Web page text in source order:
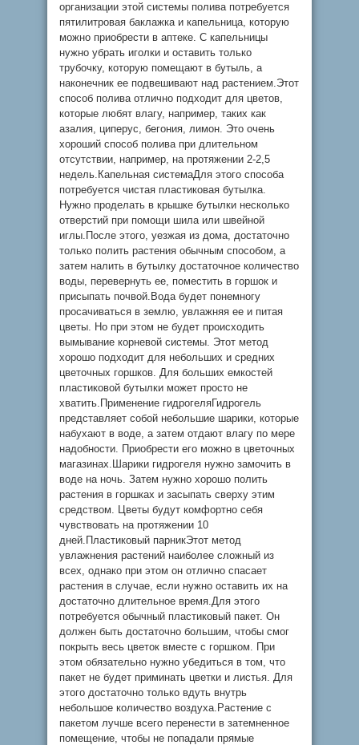
организации этой системы полива потребуется
пятилитровая баклажка и капельница, которую
можно приобрести в аптеке. С капельницы
нужно убрать иголки и оставить только
трубочку, которую помещают в бутыль, а
наконечник ее подвешивают над растением.Этот
способ полива отлично подходит для цветов,
которые любят влагу, например, таких как
азалия, циперус, бегония, лимон. Это очень
хороший способ полива при длительном
отсутствии, например, на протяжении 2-2,5
недель.Капельная системаДля этого способа
потребуется чистая пластиковая бутылка.
Нужно проделать в крышке бутылки несколько
отверстий при помощи шила или швейной
иглы.После этого, уезжая из дома, достаточно
только полить растения обычным способом, а
затем налить в бутылку достаточное количество
воды, перевернуть ее, поместить в горшок и
присыпать почвой.Вода будет понемногу
просачиваться в землю, увлажняя ее и питая
цветы. Но при этом не будет происходить
вымывание корневой системы. Этот метод
хорошо подходит для небольших и средних
цветочных горшков. Для больших емкостей
пластиковой бутылки может просто не
хватить.Применение гидрогеляГидрогель
представляет собой небольшие шарики, которые
набухают в воде, а затем отдают влагу по мере
надобности. Приобрести его можно в цветочных
магазинах.Шарики гидрогеля нужно замочить в
воде на ночь. Затем нужно хорошо полить
растения в горшках и засыпать сверху этим
средством. Цветы будут комфортно себя
чувствовать на протяжении 10
дней.Пластиковый парникЭтот метод
увлажнения растений наиболее сложный из
всех, однако при этом он отлично спасает
растения в случае, если нужно оставить их на
достаточно длительное время.Для этого
потребуется обычный пластиковый пакет. Он
должен быть достаточно большим, чтобы смог
покрыть весь цветок вместе с горшком. При
этом обязательно нужно убедиться в том, что
пакет не будет приминать цветки и листья. Для
этого достаточно только вдуть внутрь
небольшое количество воздуха.Растение с
пакетом лучше всего перенести в затемненное
помещение, чтобы не попадали прямые